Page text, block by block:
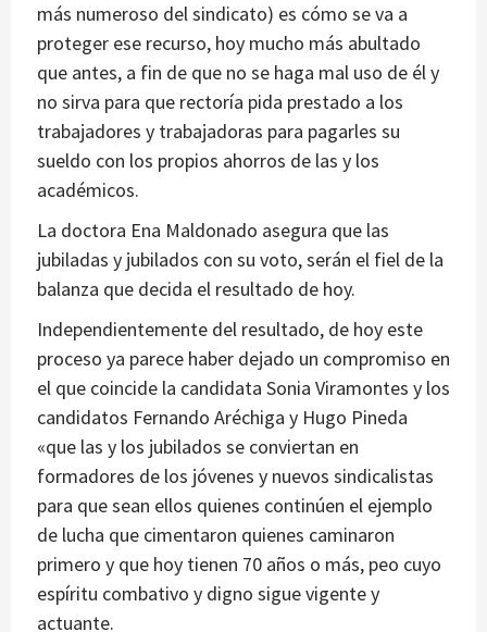
más numeroso del sindicato) es cómo se va a
proteger ese recurso, hoy mucho más abultado
que antes, a fin de que no se haga mal uso de él y
no sirva para que rectoría pida prestado a los
trabajadores y trabajadoras para pagarles su
sueldo con los propios ahorros de las y los
académicos.
La doctora Ena Maldonado asegura que las
jubiladas y jubilados con su voto, serán el fiel de la
balanza que decida el resultado de hoy.
Independientemente del resultado, de hoy este
proceso ya parece haber dejado un compromiso en
el que coincide la candidata Sonia Viramontes y los
candidatos Fernando Aréchiga y Hugo Pineda
«que las y los jubilados se conviertan en
formadores de los jóvenes y nuevos sindicalistas
para que sean ellos quienes continúen el ejemplo
de lucha que cimentaron quienes caminaron
primero y que hoy tienen 70 años o más, peo cuyo
espíritu combativo y digno sigue vigente y
actuante.